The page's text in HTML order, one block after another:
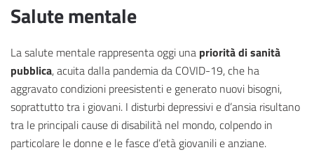
Salute mentale
La salute mentale rappresenta oggi una priorità di sanità
pubblica, acuita dalla pandemia da COVID-19, che ha
aggravato condizioni preesistenti e generato nuovi bisogni,
soprattutto tra i giovani. I disturbi depressivi e d’ansia risultano
tra le principali cause di disabilità nel mondo, colpendo in
particolare le donne e le fasce d’età giovanili e anziane.